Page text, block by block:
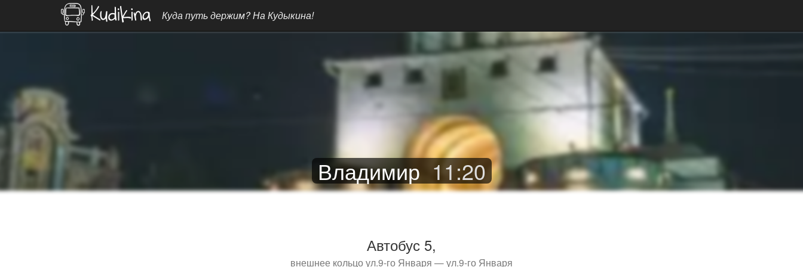
Куда путь держим? На Кудыкина!
Владимир 11:20
Автобус 5,
внешнее кольцо ул.9-го Января — ул.9-го Января